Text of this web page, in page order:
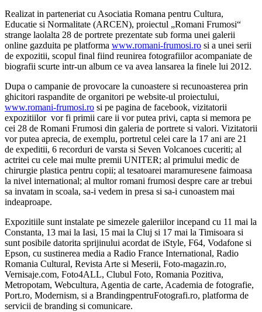
Realizat in parteneriat cu Asociatia Romana pentru Cultura,
Educatie si Normalitate (ARCEN), proiectul „Romani Frumosi“
strange laolalta 28 de portrete prezentate sub forma unei galerii
online gazduita pe platforma www.romani-frumosi.ro si a unei serii
de expozitii, scopul final fiind reunirea fotografiilor acompaniate de
biografii scurte intr-un album ce va avea lansarea la finele lui 2012.
Dupa o campanie de provocare la cunoastere si recunoasterea prin
ghicitori raspandite de organitori pe website-ul proiectului,
www.romani-frumosi.ro si pe pagina de facebook, vizitatorii
expozitiilor vor fi primii care ii vor putea privi, capta si memora pe
cei 28 de Romani Frumosi din galeria de portrete si valori. Vizitatorii
vor putea aprecia, de exemplu, portretul celei care la 17 ani are 21
de expeditii, 6 recorduri de varsta si Seven Volcanoes cuceriti; al
actritei cu cele mai multe premii UNITER; al primului medic de
chirurgie plastica pentru copii; al tesatoarei maramuresene faimoasa
la nivel international; al multor romani frumosi despre care ar trebui
sa invatam in scoala, sa-i vedem in presa si sa-i cunoastem mai
indeaproape.
Expozitiile sunt instalate pe simezele galeriilor incepand cu 11 mai la
Constanta, 13 mai la Iasi, 15 mai la Cluj si 17 mai la Timisoara si
sunt posibile datorita sprijinului acordat de iStyle, F64, Vodafone si
Epson, cu sustinerea media a Radio France International, Radio
Romania Cultural, Revista Arte si Meserii, Foto-magazin.ro,
Vernisaje.com, Foto4ALL, Clubul Foto, Romania Pozitiva,
Metropotam, Webcultura, Agentia de carte, Academia de fotografie,
Port.ro, Modernism, si a BrandingpentruFotografi.ro, platforma de
servicii de branding si comunicare.